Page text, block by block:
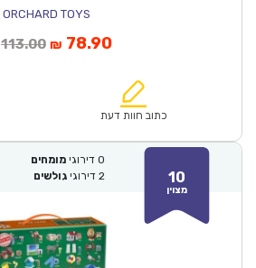
ORCHARD TOYS
113.00המחיר
₪113.00.
₪ 78.90המחיר
הוא:
כתוב חוות דעת
10
מצוין
0 דירוגי מומחים
2 דירוגי גולשים